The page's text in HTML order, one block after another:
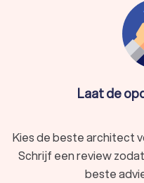
Laat de
Kies de beste architect
Schrijf een review
beste